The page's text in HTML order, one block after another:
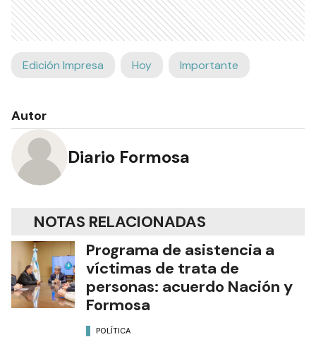
Edición Impresa Hoy Importante
Autor
Diario Formosa
NOTAS RELACIONADAS
Programa de asistencia a
víctimas de trata de
personas: acuerdo Nación y
Formosa
POLÍTICA